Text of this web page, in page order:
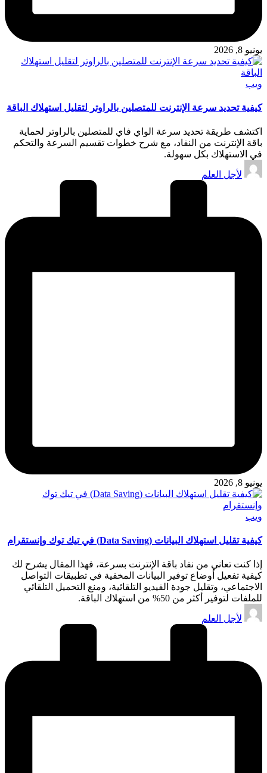
يونيو 8, 2026
نُشر
ويب
كيفية تحديد سرعة الإنترنت للمتصلين بالراوتر لتقليل استهلاك الباقة
اكتشف طريقة تحديد سرعة الواي فاي للمتصلين بالراوتر لحماية
باقة الإنترنت من النفاد، مع شرح خطوات تقسيم السرعة والتحكم
في الاستهلاك بكل سهولة.
تمّ
النشرلأجل العلم
يونيو 8, 2026
نُشر
ويب
كيفية تقليل استهلاك البيانات (Data Saving) في تيك توك وإنستقرام
إذا كنت تعاني من نفاد باقة الإنترنت بسرعة، فهذا المقال يشرح لك
كيفية تفعيل أوضاع توفير البيانات المخفية في تطبيقات التواصل
الاجتماعي، وتقليل جودة الفيديو التلقائية، ومنع التحميل التلقائي
للملفات لتوفير أكثر من 50% من استهلاك الباقة.
تمّ
النشرلأجل العلم